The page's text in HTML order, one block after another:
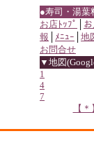
●寿司・湯
お店ﾄｯﾌﾟ
報
ﾒﾆｭｰ
地
お問合せ
▼地図
1
4
7
【